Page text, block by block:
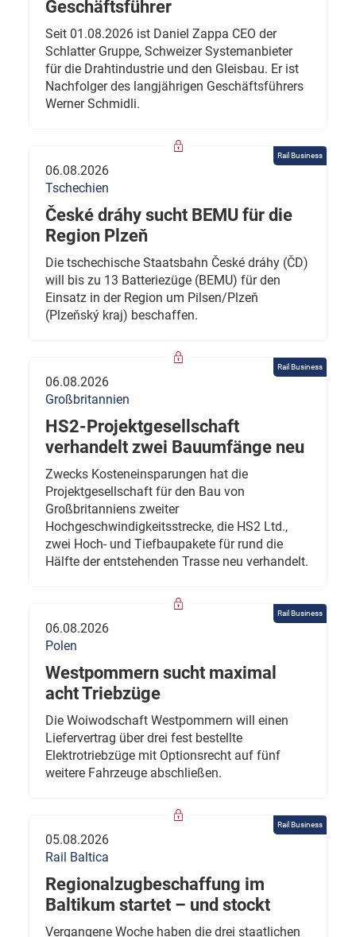
Geschäftsführer
Seit 01.08.2026 ist Daniel Zappa CEO der
Schlatter Gruppe, Schweizer Systemanbieter
für die Drahtindustrie und den Gleisbau. Er ist
Nachfolger des langjährigen Geschäftsführers
Werner Schmidli.
Rail Business
06.08.2026
Tschechien
České dráhy sucht BEMU für die
Region Plzeň
Die tschechische Staatsbahn České dráhy (ČD)
will bis zu 13 Batteriezüge (BEMU) für den
Einsatz in der Region um Pilsen/Plzeň
(Plzeňský kraj) beschaffen.
Rail Business
06.08.2026
Großbritannien
HS2-Projektgesellschaft
verhandelt zwei Bauumfänge neu
Zwecks Kosteneinsparungen hat die
Projektgesellschaft für den Bau von
Großbritanniens zweiter
Hochgeschwindigkeitsstrecke, die HS2 Ltd.,
zwei Hoch- und Tiefbaupakete für rund die
Hälfte der entstehenden Trasse neu verhandelt.
Rail Business
06.08.2026
Polen
Westpommern sucht maximal
acht Triebzüge
Die Woiwodschaft Westpommern will einen
Liefervertrag über drei fest bestellte
Elektrotriebzüge mit Optionsrecht auf fünf
weitere Fahrzeuge abschließen.
Rail Business
05.08.2026
Rail Baltica
Regionalzugbeschaffung im
Baltikum startet – und stockt
Vergangene Woche haben die drei staatlichen